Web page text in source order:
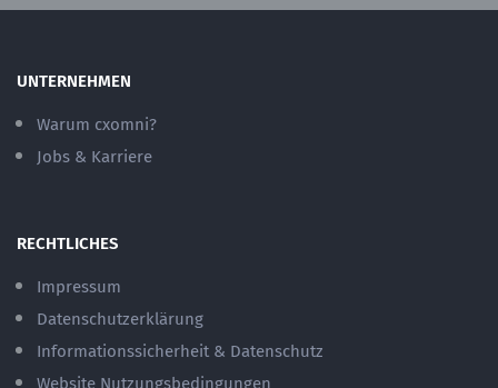
UNTERNEHMEN
Warum cxomni?
Jobs & Karriere
RECHTLICHES
Impressum
Datenschutzerklärung
Informationssicherheit & Datenschutz
Website Nutzungsbedingungen